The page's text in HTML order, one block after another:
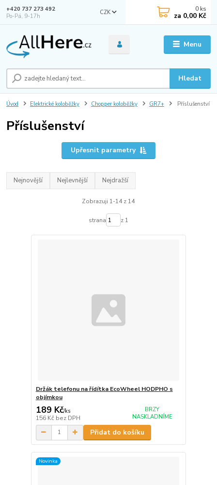
Menu
CZK
Hledat
+420 737 273 492
Po-Pá, 9-17h
0 ks
za 0,00 Kč
Úvod Elektrické koloběžky Chopper koloběžky GR7+ Příslušenství
Příslušenství
Upřesnit parametry
Nejnovější Nejlevnější Nejdražší
Zobrazuji 1-14 z 14
strana z 1
Držák telefonu na řídítka EcoWheel HODPHO s
objímkou
189 Kč/ks
156 Kč bez DPH
BRZY
NASKLADNÍME
Přidat do košíku
Novinka